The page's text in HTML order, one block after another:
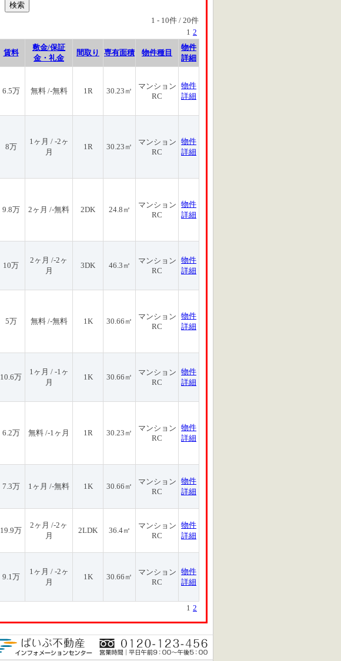
1 - 10件 / 20件
1 2
賃料
敷金/保証
金・礼金
間取り 専有面積 物件種目
物件
詳細
6.5万 無料 /-無料 1R 30.23㎡
マンション
RC
物件
詳細
8万
1ヶ月 / -2ヶ
月
1R 30.23㎡
マンション
RC
物件
詳細
9.8万 2ヶ月 /-無料 2DK 24.8㎡
マンション
RC
物件
詳細
10万
2ヶ月 /-2ヶ
月
3DK 46.3㎡
マンション
RC
物件
詳細
5万 無料 /-無料 1K 30.66㎡
マンション
RC
物件
詳細
10.6万
1ヶ月 / -1ヶ
月
1K 30.66㎡
マンション
RC
物件
詳細
6.2万 無料 /-1ヶ月 1R 30.23㎡
マンション
RC
物件
詳細
7.3万 1ヶ月 /-無料 1K 30.66㎡
マンション
RC
物件
詳細
19.9万
2ヶ月 /-2ヶ
月
2LDK 36.4㎡
マンション
RC
物件
詳細
9.1万
1ヶ月 / -2ヶ
月
1K 30.66㎡
マンション
RC
物件
詳細
1 2